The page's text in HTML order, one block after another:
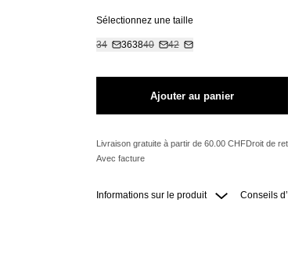
Sélectionnez une taille
34 363840 42
Ajouter au panier
Livraison gratuite à partir de 60.00 CHFDroit de
Avec facture
Informations sur le produit Conseils